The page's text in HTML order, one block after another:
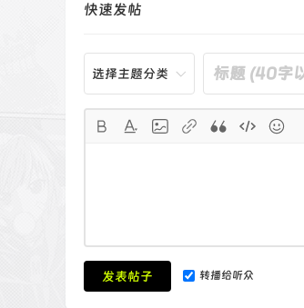
快速发帖
选择主题分类
发表帖子 转播给听众